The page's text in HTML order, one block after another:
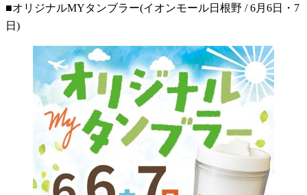
■オリジナルMYタンブラー(イオンモール日根野 / 6月6日・7
日)